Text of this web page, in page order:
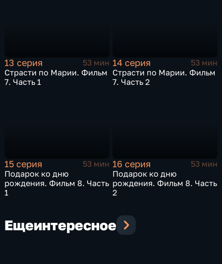
13 серия
53 мин
Страсти по Марии. Фильм
7. Часть 1
14 серия
53 мин
Страсти по Марии. Фильм
7. Часть 2
15 серия
53 мин
Подарок ко дню
рождения. Фильм 8. Часть
1
16 серия
53 мин
Подарок ко дню
рождения. Фильм 8. Часть
2
Ещеинтересное